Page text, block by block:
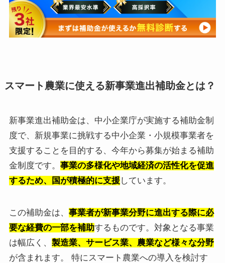
スマート農業に使える新事業進出補助金とは？
新事業進出補助金は、中小企業庁が実施する補助金制
度で、新規事業に挑戦する中小企業・小規模事業者を
支援することを目的する、今年から募集が始まる補助
金制度です。 事業の多様化や地域経済の活性化を促進
するため、国が積極的に支援しています。
この補助金は、 事業者が新事業分野に進出する際に必
要な経費の一部を補助するものです。対象となる事業
は幅広く、 製造業、サービス業、農業など様々な分野
が含まれます。 特にスマート農業への導入を検討す